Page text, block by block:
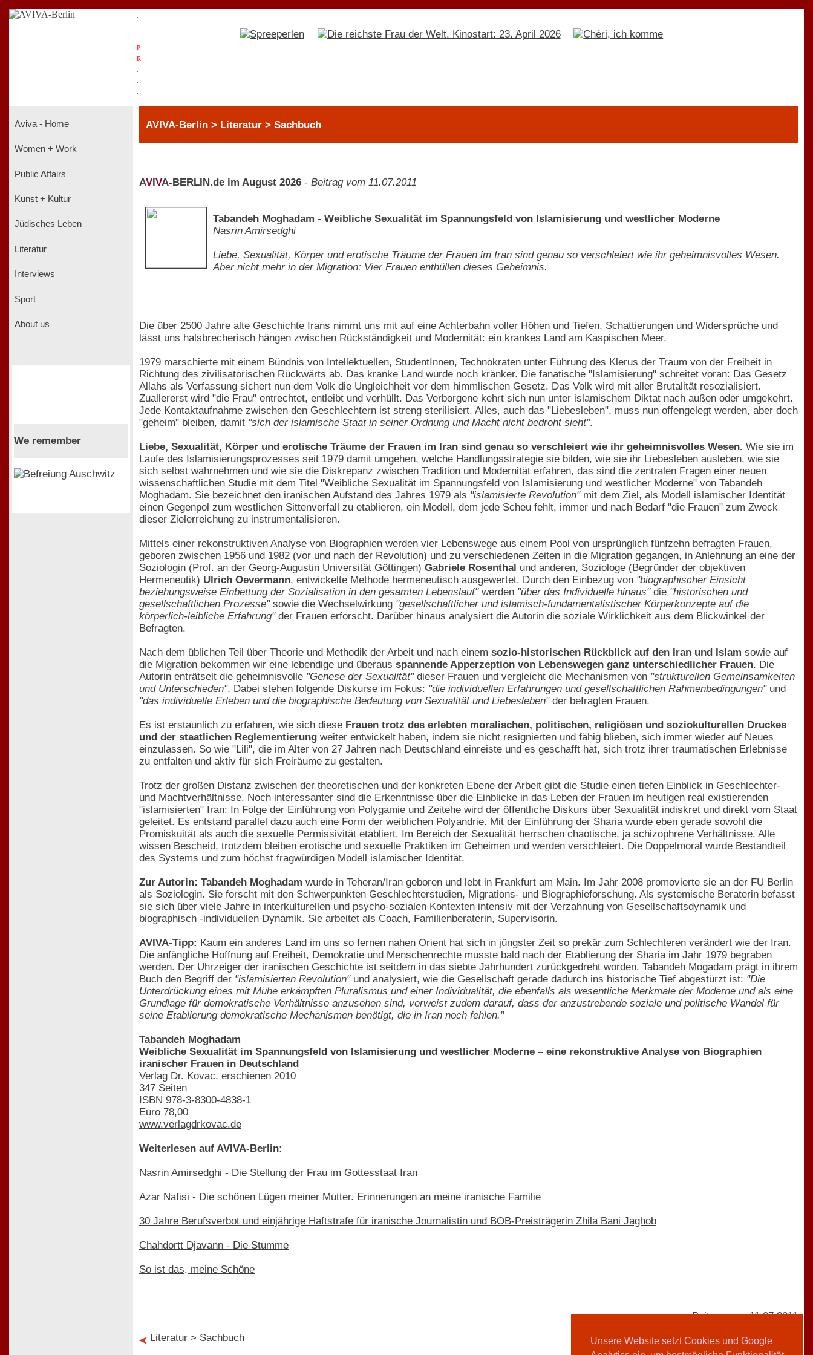
Unsere Website setzt Cookies und Google
P
R
Aviva - Home
Women + Work
Public Affairs
Kunst + Kultur
Jüdisches Leben
Literatur
Interviews
Sport
About us
We remember
AVIVA-Berlin > Literatur > Sachbuch
AV VA-BERLIN.de im August 2026 - Beitrag vom 11.07.2011
Tabandeh Moghadam - Weibliche Sexualität im Spannungsfeld von Islamisierung und westlicher Moderne
Nasrin Amirsedghi
Liebe, Sexualität, Körper und erotische Träume der Frauen im Iran sind genau so verschleiert wie ihr geheimnisvolles Wesen.
Aber nicht mehr in der Migration: Vier Frauen enthüllen dieses Geheimnis.
Die über 2500 Jahre alte Geschichte Irans nimmt uns mit auf eine Achterbahn voller Höhen und Tiefen, Schattierungen und Widersprüche und
lässt uns halsbrecherisch hängen zwischen Rückständigkeit und Modernität: ein krankes Land am Kaspischen Meer.
1979 marschierte mit einem Bündnis von Intellektuellen, StudentInnen, Technokraten unter Führung des Klerus der Traum von der Freiheit in
Richtung des zivilisatorischen Rückwärts ab. Das kranke Land wurde noch kränker. Die fanatische "Islamisierung" schreitet voran: Das Gesetz
Allahs als Verfassung sichert nun dem Volk die Ungleichheit vor dem himmlischen Gesetz. Das Volk wird mit aller Brutalität resozialisiert.
Zuallererst wird "die Frau" entrechtet, entleibt und verhüllt. Das Verborgene kehrt sich nun unter islamischem Diktat nach außen oder umgekehrt.
Jede Kontaktaufnahme zwischen den Geschlechtern ist streng sterilisiert. Alles, auch das "Liebesleben", muss nun offengelegt werden, aber doch
"geheim" bleiben, damit "sich der islamische Staat in seiner Ordnung und Macht nicht bedroht sieht".
Liebe, Sexualität, Körper und erotische Träume der Frauen im Iran sind genau so verschleiert wie ihr geheimnisvolles Wesen. Wie sie im
Laufe des Islamisierungsprozesses seit 1979 damit umgehen, welche Handlungsstrategie sie bilden, wie sie ihr Liebesleben ausleben, wie sie
sich selbst wahrnehmen und wie sie die Diskrepanz zwischen Tradition und Modernität erfahren, das sind die zentralen Fragen einer neuen
wissenschaftlichen Studie mit dem Titel "Weibliche Sexualität im Spannungsfeld von Islamisierung und westlicher Moderne" von Tabandeh
Moghadam. Sie bezeichnet den iranischen Aufstand des Jahres 1979 als "islamisierte Revolution"mit dem Ziel, als Modell islamischer Identität
einen Gegenpol zum westlichen Sittenverfall zu etablieren, ein Modell, dem jede Scheu fehlt, immer und nach Bedarf "die Frauen" zum Zweck
dieser Zielerreichung zu instrumentalisieren.
Mittels einer rekonstruktiven Analyse von Biographien werden vier Lebenswege aus einem Pool von ursprünglich fünfzehn befragten Frauen,
geboren zwischen 1956 und 1982 (vor und nach der Revolution) und zu verschiedenen Zeiten in die Migration gegangen, in Anlehnung an eine der
Soziologin (Prof. an der Georg-Augustin Universität Göttingen) Gabriele Rosenthal und anderen, Soziologe (Begründer der objektiven
Hermeneutik) Ulrich Oevermann, entwickelte Methode hermeneutisch ausgewertet. Durch den Einbezug von "biographischer Einsicht
beziehungsweise Einbettung der Sozialisation in den gesamten Lebenslauf"werden "über das Individuelle hinaus"die "historischen und
gesellschaftlichen Prozesse"sowie die Wechselwirkung "gesellschaftlicher und islamisch-fundamentalistischer Körperkonzepte auf die
körperlich-leibliche Erfahrung"der Frauen erforscht. Darüber hinaus analysiert die Autorin die soziale Wirklichkeit aus dem Blickwinkel der
Befragten.
Nach dem üblichen Teil über Theorie und Methodik der Arbeit und nach einem sozio-historischen Rückblick auf den Iran und Islam sowie auf
die Migration bekommen wir eine lebendige und überaus spannende Apperzeption von Lebenswegen ganz unterschiedlicher Frauen. Die
Autorin enträtselt die geheimnisvolle "Genese der Sexualität"dieser Frauen und vergleicht die Mechanismen von "strukturellen Gemeinsamkeiten
und Unterschieden". Dabei stehen folgende Diskurse im Fokus: "die individuellen Erfahrungen und gesellschaftlichen Rahmenbedingungen"und
"das individuelle Erleben und die biographische Bedeutung von Sexualität und Liebesleben"der befragten Frauen.
Es ist erstaunlich zu erfahren, wie sich diese Frauen trotz des erlebten moralischen, politischen, religiösen und soziokulturellen Druckes
und der staatlichen Reglementierung weiter entwickelt haben, indem sie nicht resignierten und fähig blieben, sich immer wieder auf Neues
einzulassen. So wie "Lili", die im Alter von 27 Jahren nach Deutschland einreiste und es geschafft hat, sich trotz ihrer traumatischen Erlebnisse
zu entfalten und aktiv für sich Freiräume zu gestalten.
Trotz der großen Distanz zwischen der theoretischen und der konkreten Ebene der Arbeit gibt die Studie einen tiefen Einblick in Geschlechter-
und Machtverhältnisse. Noch interessanter sind die Erkenntnisse über die Einblicke in das Leben der Frauen im heutigen real existierenden
"islamisierten" Iran: In Folge der Einführung von Polygamie und Zeitehe wird der öffentliche Diskurs über Sexualität indiskret und direkt vom Staat
geleitet. Es entstand parallel dazu auch eine Form der weiblichen Polyandrie. Mit der Einführung der Sharia wurde eben gerade sowohl die
Promiskuität als auch die sexuelle Permissivität etabliert. Im Bereich der Sexualität herrschen chaotische, ja schizophrene Verhältnisse. Alle
wissen Bescheid, trotzdem bleiben erotische und sexuelle Praktiken im Geheimen und werden verschleiert. Die Doppelmoral wurde Bestandteil
des Systems und zum höchst fragwürdigen Modell islamischer Identität.
Zur Autorin: Tabandeh Moghadam wurde in Teheran/Iran geboren und lebt in Frankfurt am Main. Im Jahr 2008 promovierte sie an der FU Berlin
als Soziologin. Sie forscht mit den Schwerpunkten Geschlechterstudien, Migrations- und Biographieforschung. Als systemische Beraterin befasst
sie sich über viele Jahre in interkulturellen und psycho-sozialen Kontexten intensiv mit der Verzahnung von Gesellschaftsdynamik und
biographisch -individuellen Dynamik. Sie arbeitet als Coach, Familienberaterin, Supervisorin.
AVIVA-Tipp: Kaum ein anderes Land im uns so fernen nahen Orient hat sich in jüngster Zeit so prekär zum Schlechteren verändert wie der Iran.
Die anfängliche Hoffnung auf Freiheit, Demokratie und Menschenrechte musste bald nach der Etablierung der Sharia im Jahr 1979 begraben
werden. Der Uhrzeiger der iranischen Geschichte ist seitdem in das siebte Jahrhundert zurückgedreht worden. Tabandeh Mogadam prägt in ihrem
Buch den Begriff der "islamisierten Revolution"und analysiert, wie die Gesellschaft gerade dadurch ins historische Tief abgestürzt ist: "Die
Unterdrückung eines mit Mühe erkämpften Pluralismus und einer Individualität, die ebenfalls als wesentliche Merkmale der Moderne und als eine
Grundlage für demokratische Verhältnisse anzusehen sind, verweist zudem darauf, dass der anzustrebende soziale und politische Wandel für
seine Etablierung demokratische Mechanismen benötigt, die in Iran noch fehlen."
Tabandeh Moghadam
Weibliche Sexualität im Spannungsfeld von Islamisierung und westlicher Moderne – eine rekonstruktive Analyse von Biographien
iranischer Frauen in Deutschland
Verlag Dr. Kovac, erschienen 2010
347 Seiten
ISBN 978-3-8300-4838-1
Euro 78,00
www.verlagdrkovac.de
Weiterlesen auf AVIVA-Berlin:
Nasrin Amirsedghi - Die Stellung der Frau im Gottesstaat Iran
Azar Nafisi - Die schönen Lügen meiner Mutter. Erinnerungen an meine iranische Familie
30 Jahre Berufsverbot und einjährige Haftstrafe für iranische Journalistin und BOB-Preisträgerin Zhila Bani Jaghob
Chahdortt Djavann - Die Stumme
So ist das, meine Schöne
Literatur > Sachbuch
Beitrag vom 11.07.2011